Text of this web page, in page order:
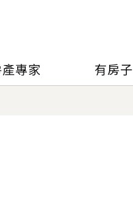
專家 有房子